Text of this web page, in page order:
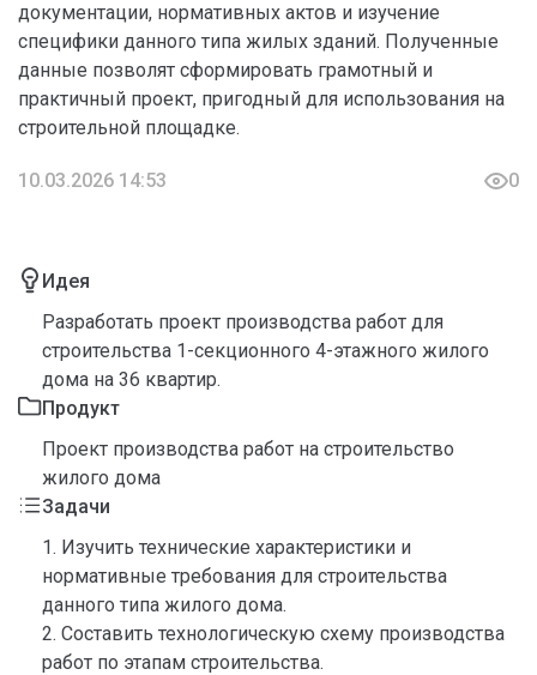
документации, нормативных актов и изучение
специфики данного типа жилых зданий. Полученные
данные позволят сформировать грамотный и
практичный проект, пригодный для использования на
строительной площадке.
10.03.2026 14:53 0
Идея
Разработать проект производства работ для
строительства 1-секционного 4-этажного жилого
дома на 36 квартир.
Продукт
Проект производства работ на строительство
жилого дома
Задачи
1. Изучить технические характеристики и
нормативные требования для строительства
данного типа жилого дома.
2. Составить технологическую схему производства
работ по этапам строительства.